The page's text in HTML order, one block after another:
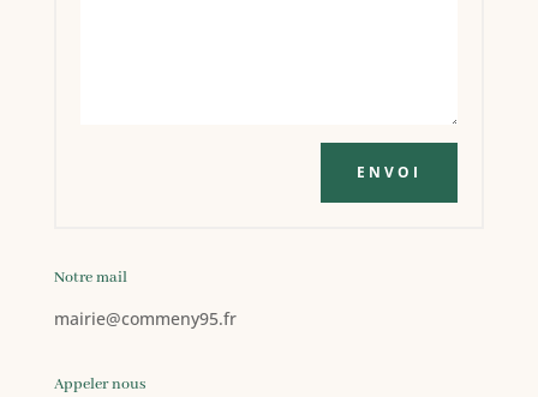
ENVOI
Notre mail
mairie@commeny95.fr
Appeler nous